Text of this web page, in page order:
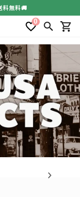
料無料🚚
0
検索 カ
ツ